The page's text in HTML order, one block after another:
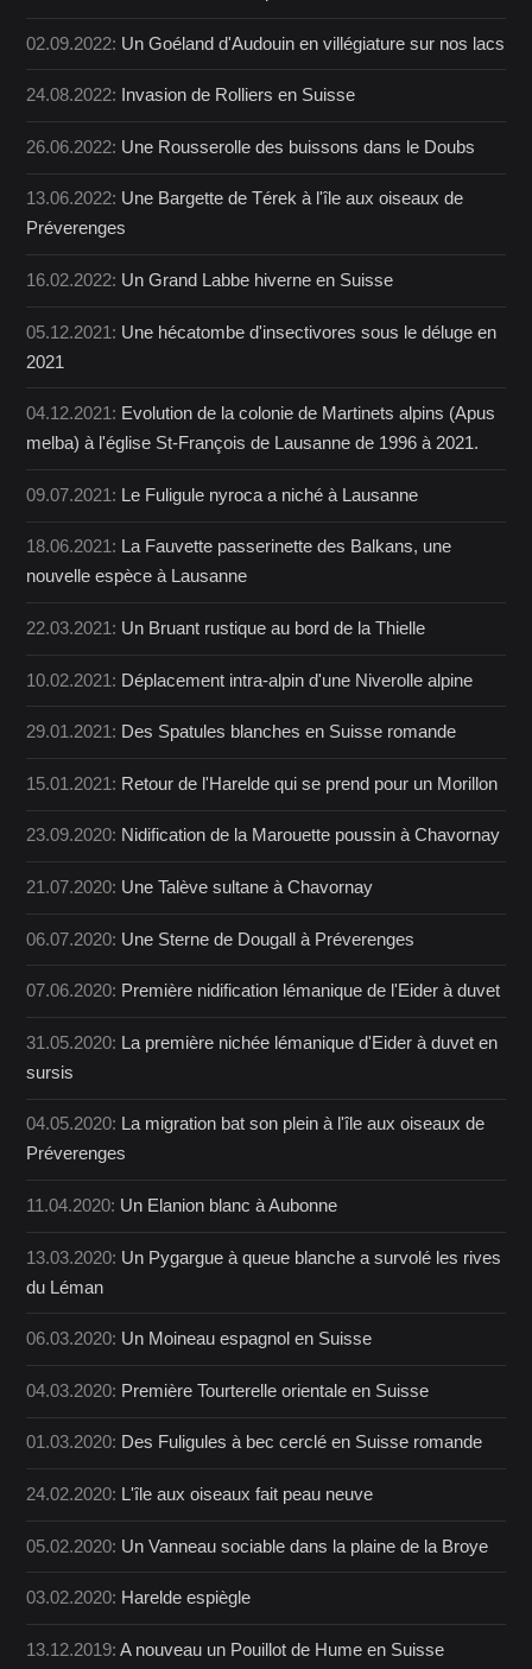
02.09.2022: Un Goéland d'Audouin en villégiature sur nos lacs
24.08.2022: Invasion de Rolliers en Suisse
26.06.2022: Une Rousserolle des buissons dans le Doubs
13.06.2022: Une Bargette de Térek à l'île aux oiseaux de
Préverenges
16.02.2022: Un Grand Labbe hiverne en Suisse
05.12.2021: Une hécatombe d'insectivores sous le déluge en
2021
04.12.2021: Evolution de la colonie de Martinets alpins (Apus
melba) à l'église St-François de Lausanne de 1996 à 2021.
09.07.2021: Le Fuligule nyroca a niché à Lausanne
18.06.2021: La Fauvette passerinette des Balkans, une
nouvelle espèce à Lausanne
22.03.2021: Un Bruant rustique au bord de la Thielle
10.02.2021: Déplacement intra-alpin d'une Niverolle alpine
29.01.2021: Des Spatules blanches en Suisse romande
15.01.2021: Retour de l'Harelde qui se prend pour un Morillon
23.09.2020: Nidification de la Marouette poussin à Chavornay
21.07.2020: Une Talève sultane à Chavornay
06.07.2020: Une Sterne de Dougall à Préverenges
07.06.2020: Première nidification lémanique de l'Eider à duvet
31.05.2020: La première nichée lémanique d'Eider à duvet en
sursis
04.05.2020: La migration bat son plein à l'île aux oiseaux de
Préverenges
11.04.2020: Un Elanion blanc à Aubonne
13.03.2020: Un Pygargue à queue blanche a survolé les rives
du Léman
06.03.2020: Un Moineau espagnol en Suisse
04.03.2020: Première Tourterelle orientale en Suisse
01.03.2020: Des Fuligules à bec cerclé en Suisse romande
24.02.2020: L'île aux oiseaux fait peau neuve
05.02.2020: Un Vanneau sociable dans la plaine de la Broye
03.02.2020: Harelde espiègle
13.12.2019:A nouveau un Pouillot de Hume en Suisse